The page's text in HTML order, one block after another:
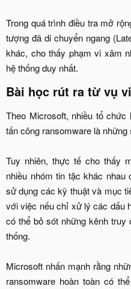
Trong quá trình điều tra mở
tượng đã di chuyển ngang
khác, cho thấy phạm vi xâm
hệ thống duy nhất.​
Bài học rút ra từ vụ
Theo Microsoft, nhiều tổ
tấn công ransomware là những
Tuy nhiên, thực tế cho thấy
nhiều nhóm tin tặc khác nhau
sử dụng các kỹ thuật và mục
với việc nếu chỉ xử lý các dấu
có thể bỏ sót những kênh
thống.
Microsoft nhấn mạnh rằng
ransomware hoàn toàn có